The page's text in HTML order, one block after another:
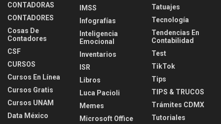
CONTADORAS
CONTADORES
Cosas De
Contadores
CSF
CURSOS
Cursos En Línea
Cursos Gratis
Cursos UNAM
Data México
IMSS
Infografías
Inteligencia
Emocional
Inventarios
ISR
Libros
Luca Pacioli
Memes
Microsoft Office
Tatuajes
Tecnología
Tendencias En
Contabilidad
Test
TikTok
Tips
TIPS & TRUCOS
Trámites CDMX
Tutoriales